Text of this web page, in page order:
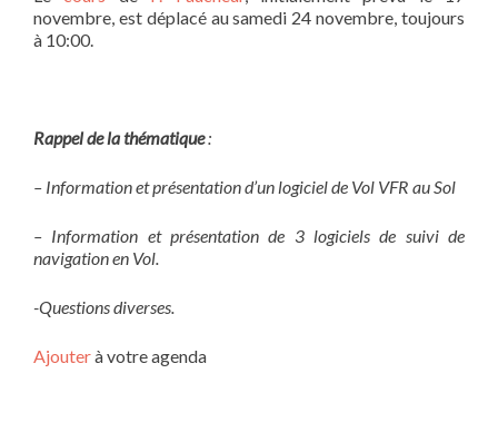
novembre, est déplacé au samedi 24 novembre, toujours
à 10:00.
Rappel de la thématique:
– Information et présentation d’un logiciel de Vol VFR au Sol
– Information et présentation de 3 logiciels de suivi de
navigation en Vol.
-Questions diverses.
Ajouterà votre agenda